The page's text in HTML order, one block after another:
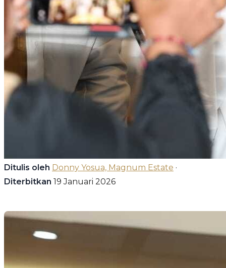
Ditulis oleh Donny Yosua, Magnum Estate ·
Diterbitkan 19 Januari 2026